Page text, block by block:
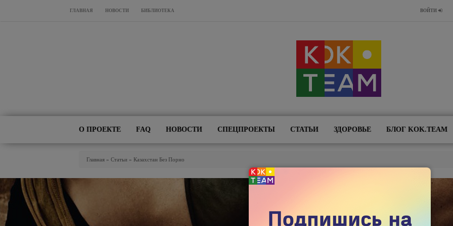
Перейти к основному содержанию
ГЛАВНАЯ НОВОСТИ БИБЛИОТЕКА ВОЙТИ
О ПРОЕКТЕ FAQ НОВОСТИ СПЕЦПРОЕКТЫ СТАТЬИ ЗДОРОВЬЕ БЛОГ KOK.TEAM
Главная » Статьи » Казахстан Без Порно